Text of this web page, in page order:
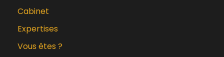
Cabinet
Expertises
Vous êtes ?